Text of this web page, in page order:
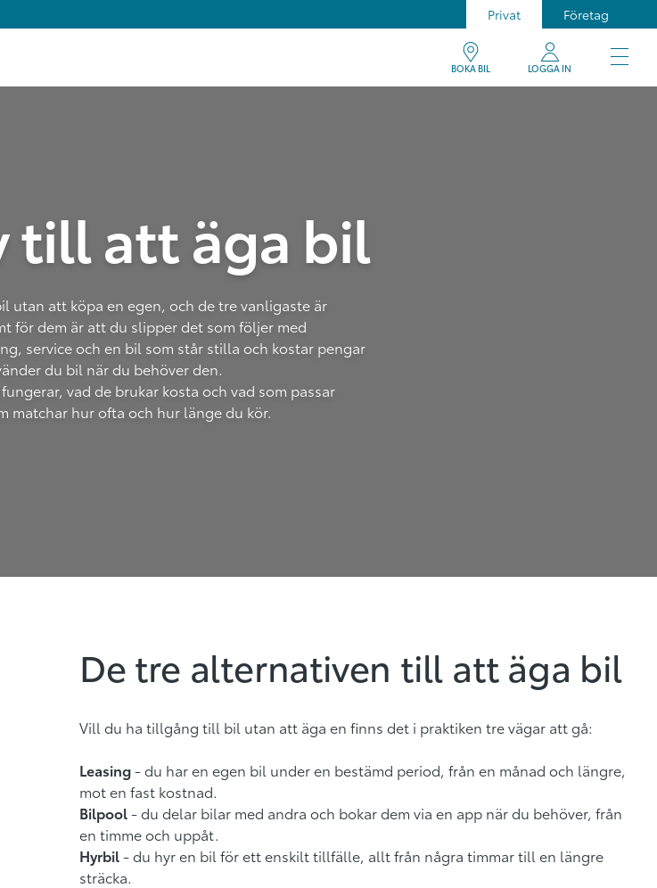
Privat Företag
BOKA BIL LOGGA IN
till att äga bil
att köpa en egen, och de tre vanligaste är
för dem är att du slipper det som följer med
service och en bil som står stilla och kostar pengar
du bil när du behöver den.
vad de brukar kosta och vad som passar
matchar hur ofta och hur länge du kör.
De tre alternativen till att äga bil
Vill du ha tillgång till bil utan att äga en finns det i praktiken tre vägar att gå:
Leasing- du har en egen bil under en bestämd period, från en månad och längre,
mot en fast kostnad.
Bilpool- du delar bilar med andra och bokar dem via en app när du behöver, från
en timme och uppåt.
Hyrbil- du hyr en bil för ett enskilt tillfälle, allt från några timmar till en längre
sträcka.